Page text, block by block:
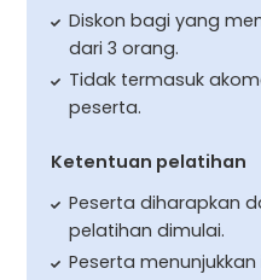
Diskon bagi yang
dari 3 orang.
Tidak termasuk
peserta.
Ketentuan pelatihan
Peserta diharapkan
pelatihan dimulai.
Peserta